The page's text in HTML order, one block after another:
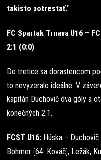
takisto potrestať.“
FC Spartak Trnava U16 –
2:1 (0:0)
Do tretice sa dorastencom
to nevyzeralo ideálne. V
kapitán Duchovič dva góly a
konečných 2:1.
FCST U16: Húska – Duchovič
Bohmer (64. Kováč), Ležák,